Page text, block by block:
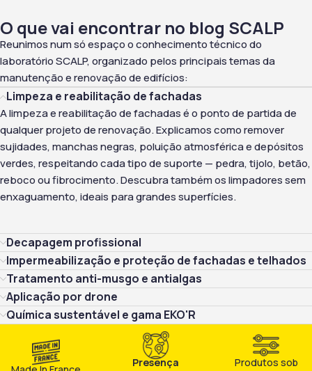
O que vai encontrar no blog SCALP
Reunimos num só espaço o conhecimento técnico do
laboratório SCALP, organizado pelos principais temas da
manutenção e renovação de edifícios:
Limpeza e reabilitação de fachadas
A limpeza e reabilitação de fachadasé o ponto de partida de
qualquer projeto de renovação. Explicamos como remover
sujidades, manchas negras, poluição atmosférica e depósitos
verdes, respeitando cada tipo de suporte — pedra, tijolo, betão,
reboco ou fibrocimento. Descubra também os limpadores sem
enxaguamento, ideais para grandes superfícies.
Decapagem profissional
Impermeabilização e proteção de fachadas e telhados
Tratamento anti-musgo e antialgas
Aplicação por drone
Química sustentável e gama EKO'R
Presença
Produtos sob